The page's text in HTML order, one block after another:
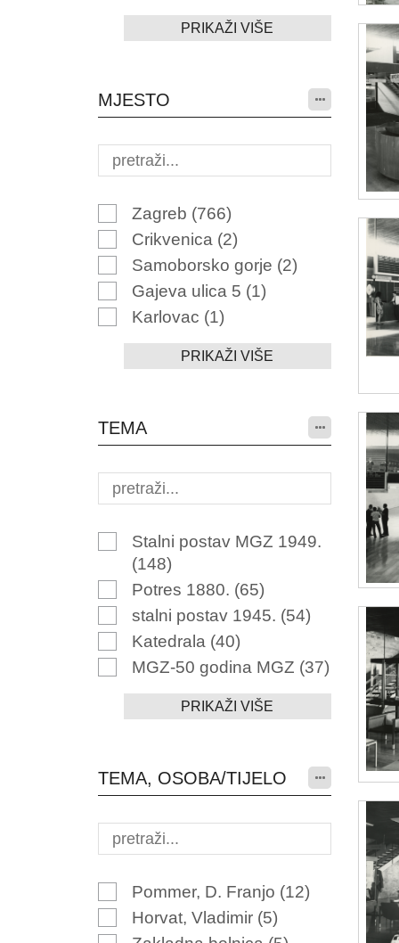
PRIKAŽI VIŠE
MJESTO
Zagreb (766)
Crikvenica (2)
Samoborsko gorje (2)
Gajeva ulica 5 (1)
Karlovac (1)
PRIKAŽI VIŠE
TEMA
Stalni postav MGZ 1949.
(148)
Potres 1880. (65)
stalni postav 1945. (54)
Katedrala (40)
MGZ-50 godina MGZ (37)
PRIKAŽI VIŠE
TEMA, OSOBA/TIJELO
Pommer, D. Franjo (12)
Horvat, Vladimir (5)